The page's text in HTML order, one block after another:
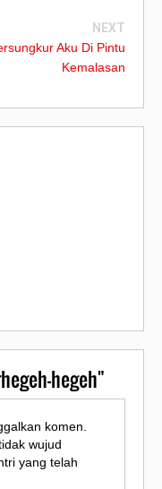
NEXT
Aku Di Pintu
Kemalasan
hegeh"
komen.
wujud
yang telah